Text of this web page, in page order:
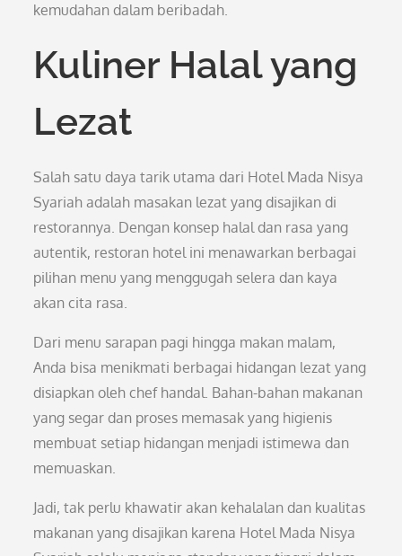
kemudahan dalam beribadah.
Kuliner Halal yang
Lezat
Salah satu daya tarik utama dari Hotel Mada Nisya
Syariah adalah masakan lezat yang disajikan di
restorannya. Dengan konsep halal dan rasa yang
autentik, restoran hotel ini menawarkan berbagai
pilihan menu yang menggugah selera dan kaya
akan cita rasa.
Dari menu sarapan pagi hingga makan malam,
Anda bisa menikmati berbagai hidangan lezat yang
disiapkan oleh chef handal. Bahan-bahan makanan
yang segar dan proses memasak yang higienis
membuat setiap hidangan menjadi istimewa dan
memuaskan.
Jadi, tak perlu khawatir akan kehalalan dan kualitas
makanan yang disajikan karena Hotel Mada Nisya